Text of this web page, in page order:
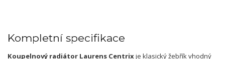
Kompletní specifikace
Koupelnový radiátor Laurens Centrixje klasický žebřík vhodný